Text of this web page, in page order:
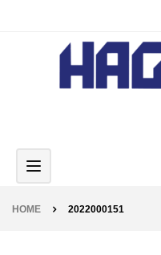
Toggle navigation
HOME 2022000151